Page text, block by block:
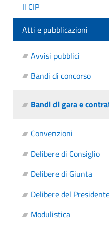
Il CIP
Atti e pubblicazioni
Avvisi pubblici
Bandi di concorso
Bandi di gara e
Convenzioni
Delibere di Consiglio
Delibere di Giunta
Delibere del
Modulistica